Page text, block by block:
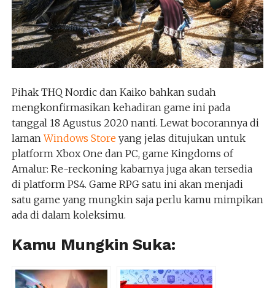
Pihak THQ Nordic dan Kaiko bahkan sudah
mengkonfirmasikan kehadiran game ini pada
tanggal 18 Agustus 2020 nanti. Lewat bocorannya di
lamanWindows Storeyang jelas ditujukan untuk
platform Xbox One dan PC, game Kingdoms of
Amalur: Re-reckoning kabarnya juga akan tersedia
di platform PS4. Game RPG satu ini akan menjadi
satu game yang mungkin saja perlu kamu mimpikan
ada di dalam koleksimu.
Kamu Mungkin Suka: